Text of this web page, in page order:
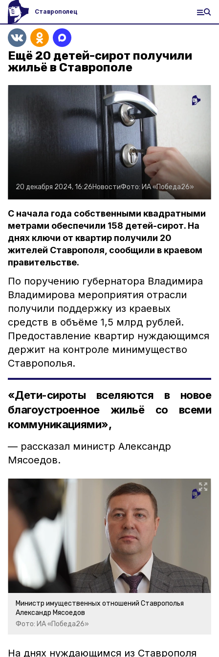
Ставрополец
Ещё 20 детей-сирот получили
жильё в Ставрополе
20 декабря 2024, 16:26НовостиФото: ИА «Победа26»
С начала года собственными квадратными
метрами обеспечили 158 детей-сирот. На
днях ключи от квартир получили 20
жителей Ставрополя, сообщили в краевом
правительстве.
По поручению губернатора Владимира
Владимирова мероприятия отрасли
получили поддержку из краевых
средств в объёме 1,5 млрд рублей.
Предоставление квартир нуждающимся
держит на контроле минимущество
Ставрополья.
«Дети-сироты вселяются в новое
благоустроенное жильё со всеми
коммуникациями»,
— рассказал министр Александр
Мясоедов.
Министр имущественных отношений Ставрополья
Александр Мясоедов
Фото: ИА «Победа26»
На днях нуждающимся из Ставрополя